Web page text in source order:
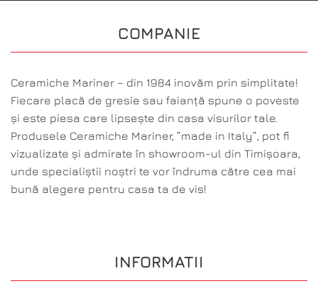
COMPANIE
Ceramiche Mariner – din 1984 inovăm prin simplitate!
Fiecare placă de gresie sau faianță spune o poveste
și este piesa care lipsește din casa visurilor tale.
Produsele Ceramiche Mariner, ”made in Italy”, pot fi
vizualizate și admirate în showroom-ul din Timișoara,
unde specialiștii noștri te vor îndruma către cea mai
bună alegere pentru casa ta de vis!
INFORMATII